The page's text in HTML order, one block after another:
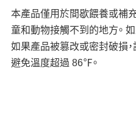
本產品僅用於間歇餵養或補
童和動物接觸不到的地方。
如果產品被篡改或密封破損，
避免溫度超過 86℉。